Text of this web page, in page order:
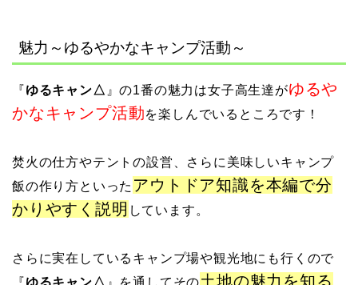
魅力～ゆるやかなキャンプ活動～
『ゆるキャン△ 』の1番の魅力は女子高生達がゆるや
かなキャンプ活動を楽しんでいるところです！
焚火の仕方やテントの設営、さらに美味しいキャンプ
飯の作り方といった アウトドア知識を本編で分
かりやすく説明 しています。
さらに実在しているキャンプ場や観光地にも行くので
『ゆるキャン△ 』を通してその土地の魅力を知る